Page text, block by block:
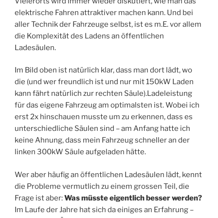
elektrische Fahren attraktiver machen kann. Und bei
aller Technik der Fahrzeuge selbst, ist es m.E. vor allem
die Komplexität des Ladens an öffentlichen
Ladesäulen.
Im Bild oben ist natürlich klar, dass man dort lädt, wo
die (und wer freundlich ist und nur mit 150kW Laden
kann fährt natürlich zur rechten Säule).Ladeleistung
für das eigene Fahrzeug am optimalsten ist. Wobei ich
erst 2x hinschauen musste um zu erkennen, dass es
unterschiedliche Säulen sind – am Anfang hatte ich
keine Ahnung, dass mein Fahrzeug schneller an der
linken 300kW Säule aufgeladen hätte.
Wer aber häufig an öffentlichen Ladesäulen lädt, kennt
die Probleme vermutlich zu einem grossen Teil, die
Frage ist aber:Was müsste eigentlich besser werden?
Im Laufe der Jahre hat sich da einiges an Erfahrung –